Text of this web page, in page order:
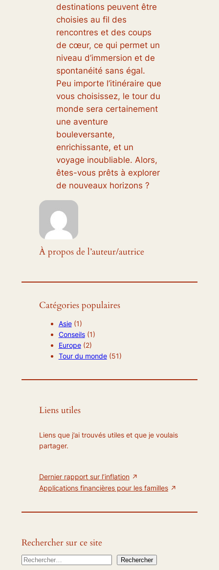
destinations peuvent être
choisies au fil des
rencontres et des coups
de cœur, ce qui permet un
niveau d’immersion et de
spontanéité sans égal.
Peu importe l’itinéraire que
vous choisissez, le tour du
monde sera certainement
une aventure
bouleversante,
enrichissante, et un
voyage inoubliable. Alors,
êtes-vous prêts à explorer
de nouveaux horizons ?
À propos de l’auteur/autrice
Catégories populaires
Asie(1)
Conseils(1)
Europe(2)
Tour du monde(51)
Liens utiles
Liens que j’ai trouvés utiles et que je voulais
partager.
Dernier rapport sur l’inflation
Applications financières pour les familles
Rechercher sur ce site
R
Rechercher